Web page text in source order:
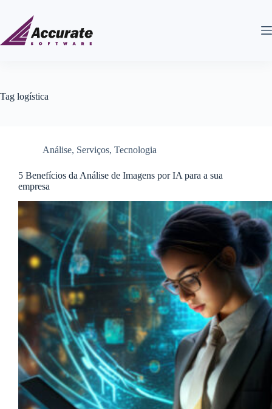
Tag logística
Análise, Serviços, Tecnologia
5 Benefícios da Análise de Imagens por IA para a sua
empresa